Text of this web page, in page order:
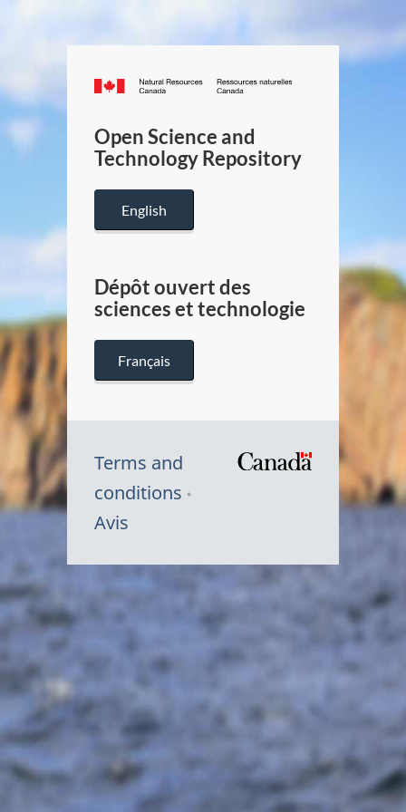
Canada.ca
/
Canada
Open Science and
Technology Repository
English
Dépôt ouvert des
sciences et technologie
Français
Terms and
conditions
Avis
Symbole
Canada